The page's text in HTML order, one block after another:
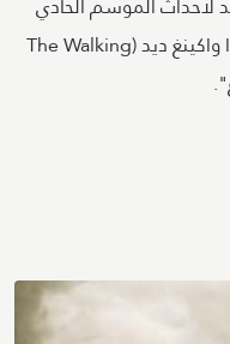
عشر - والأخير من مسلسل الزومبي 'ذا واكينغ ديد (The Walking